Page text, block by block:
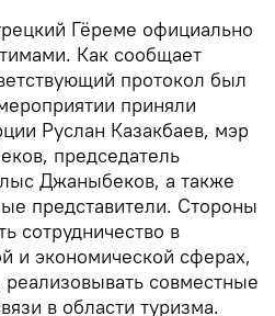
Гёреме официально
Как сообщает
протокол был
приняли
Руслан Казакбаев, мэр
председатель
Джаныбеков, а также
представители. Стороны
сотрудничество в
и экономической сферах,
совместные
в области туризма.